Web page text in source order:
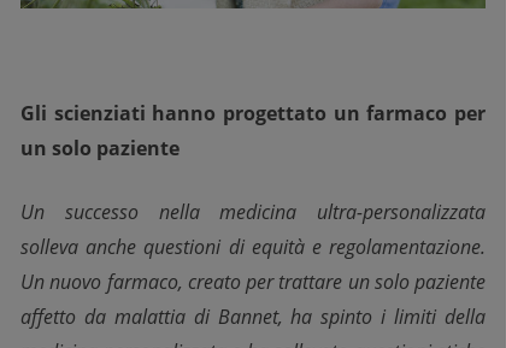
Gli scienziati hanno progettato un farmaco per
un solo paziente
Un successo nella medicina ultra-personalizzata
solleva anche questioni di equità e regolamentazione.
Un nuovo farmaco, creato per trattare un solo paziente
affetto da malattia di Bannet, ha spinto i limiti della